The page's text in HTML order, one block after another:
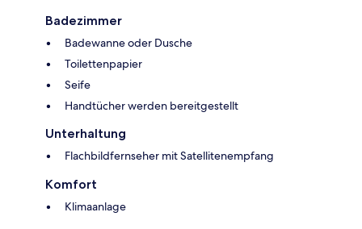
Badezimmer
Badewanne oder Dusche
Toilettenpapier
Seife
Handtücher werden bereitgestellt
Unterhaltung
Flachbildfernseher mit Satellitenempfang
Komfort
Klimaanlage